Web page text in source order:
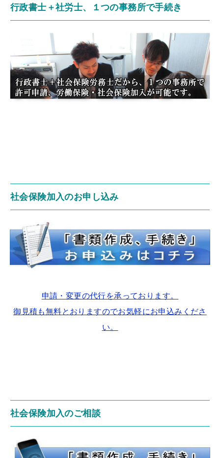
行政書士＋社労士、１つの事務所で手続き
社会保険加入のお申し込み
申請・変更の代行を承っております。
御見積も無料とおりますのでお気軽にお申込みくださ
い。
社会保険加入のご相談